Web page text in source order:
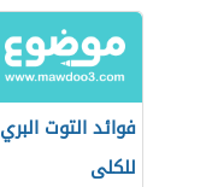
فوائد التوت البري
للكلى